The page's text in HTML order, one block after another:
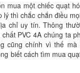
mua một chiếc quạt
lý thì chắc chắn điều
chỉ uy tín. Thông
PVC 4A chúng ta
cũng chính vì thế
biết cách tìm mua